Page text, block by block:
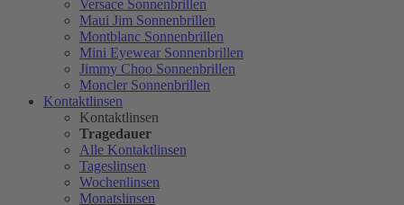
Versace Sonnenbrillen
Maui Jim Sonnenbrillen
Montblanc Sonnenbrillen
Mini Eyewear Sonnenbrillen
Jimmy Choo Sonnenbrillen
Moncler Sonnenbrillen
Kontaktlinsen
Kontaktlinsen
Tragedauer
Alle Kontaktlinsen
Tageslinsen
Wochenlinsen
Monatslinsen